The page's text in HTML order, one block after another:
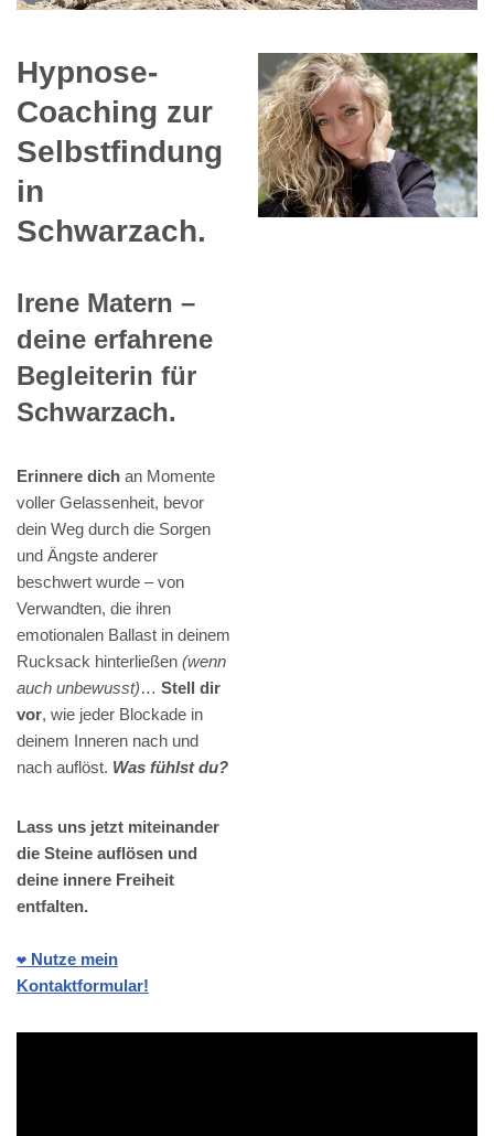
Hypnose-
Coaching zur
Selbstfindung
in
Schwarzach.
Irene Matern –
deine erfahrene
Begleiterin für
Schwarzach.
Erinnere dich an Momente
voller Gelassenheit, bevor
dein Weg durch die Sorgen
und Ängste anderer
beschwert wurde – von
Verwandten, die ihren
emotionalen Ballast in deinem
Rucksack hinterließen (wenn
auch unbewusst)… Stell dir
vor, wie jeder Blockade in
deinem Inneren nach und
nach auflöst. Was fühlst du?
Lass uns jetzt miteinander
die Steine auflösen und
deine innere Freiheit
entfalten.
❤️ Nutze mein
Kontaktformular!